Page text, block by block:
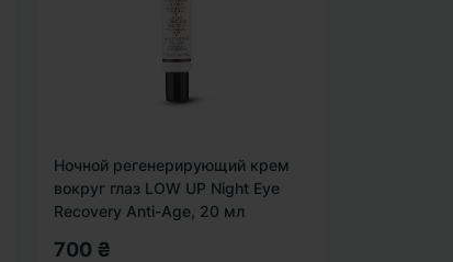
Ночной регенерирующий крем
вокруг глаз LOW UP Night Eye
Recovery Anti-Age, 20 мл
700 ₴